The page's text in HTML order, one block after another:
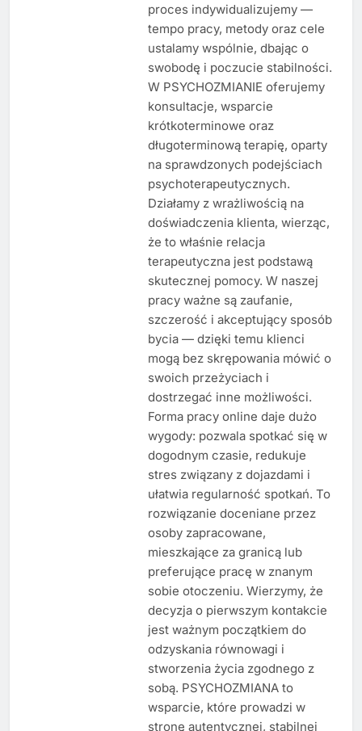
proces indywidualizujemy —
tempo pracy, metody oraz cele
ustalamy wspólnie, dbając o
swobodę i poczucie stabilności.
W PSYCHOZMIANIE oferujemy
konsultacje, wsparcie
krótkoterminowe oraz
długoterminową terapię, oparty
na sprawdzonych podejściach
psychoterapeutycznych.
Działamy z wrażliwością na
doświadczenia klienta, wierząc,
że to właśnie relacja
terapeutyczna jest podstawą
skutecznej pomocy. W naszej
pracy ważne są zaufanie,
szczerość i akceptujący sposób
bycia — dzięki temu klienci
mogą bez skrępowania mówić o
swoich przeżyciach i
dostrzegać inne możliwości.
Forma pracy online daje dużo
wygody: pozwala spotkać się w
dogodnym czasie, redukuje
stres związany z dojazdami i
ułatwia regularność spotkań. To
rozwiązanie doceniane przez
osoby zapracowane,
mieszkające za granicą lub
preferujące pracę w znanym
sobie otoczeniu. Wierzymy, że
decyzja o pierwszym kontakcie
jest ważnym początkiem do
odzyskania równowagi i
stworzenia życia zgodnego z
sobą. PSYCHOZMIANA to
wsparcie, które prowadzi w
stronę autentycznej, stabilnej